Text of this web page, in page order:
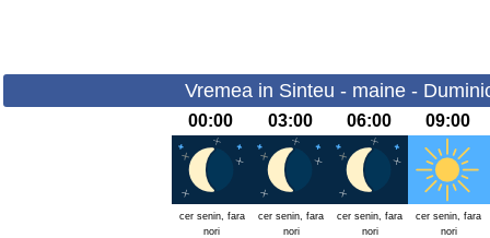
Vremea in Sinteu - maine -
00:00 03:00 06:00 09:00
cer senin, fara
nori
cer senin, fara
nori
cer senin, fara
nori
cer senin, fara
nori